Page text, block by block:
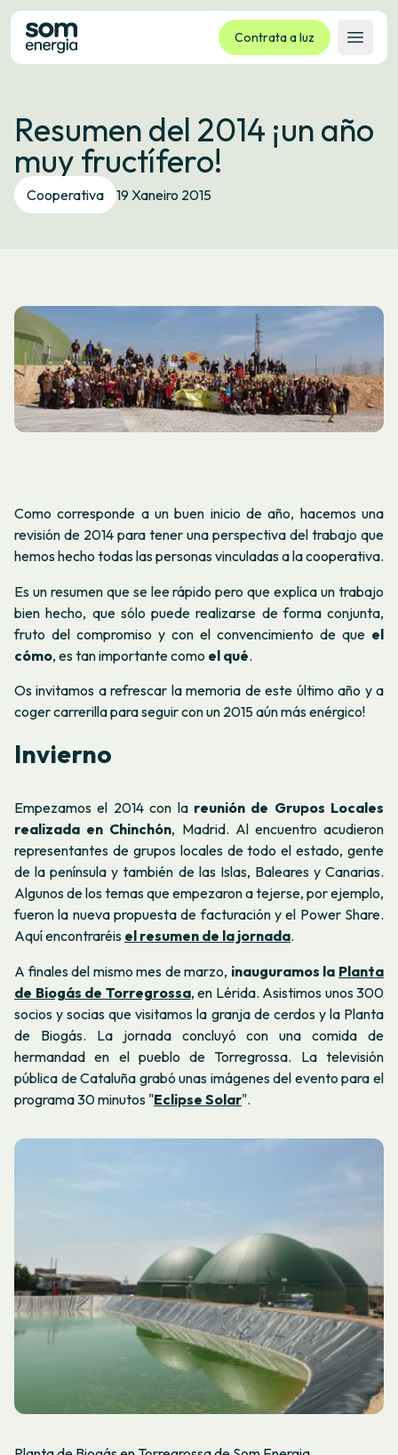
Contrata a luz
Abrir
Tarifas
Servizos
Empresas
La cooperativa
Idioma:
Resumen del 2014 ¡un año
muy fructífero!
Cooperativa 19 Xaneiro 2015
Como corresponde a un buen inicio de año, hacemos una
revisión de 2014 para tener una perspectiva del trabajo que
hemos hecho todas las personas vinculadas a la cooperativa.
Es un resumen que se lee rápido pero que explica un trabajo
bien hecho, que sólo puede realizarse de forma conjunta,
fruto del compromiso y con el convencimiento de que el
cómo, es tan importante como el qué.
Os invitamos a refrescar la memoria de este último año y a
coger carrerilla para seguir con un 2015 aún más enérgico!
Invierno
Empezamos el 2014 con la reunión de Grupos Locales
realizada en Chinchón, Madrid. Al encuentro acudieron
representantes de grupos locales de todo el estado, gente
de la península y también de las Islas, Baleares y Canarias.
Algunos de los temas que empezaron a tejerse, por ejemplo,
fueron la nueva propuesta de facturación y el Power Share.
Aquí encontraréis el resumen de la jornada.
A finales del mismo mes de marzo, inauguramos la Planta
de Biogás de Torregrossa, en Lérida. Asistimos unos 300
socios y socias que visitamos la granja de cerdos y la Planta
de Biogás. La jornada concluyó con una comida de
hermandad en el pueblo de Torregrossa. La televisión
pública de Cataluña grabó unas imágenes del evento para el
programa 30 minutos "Eclipse Solar".